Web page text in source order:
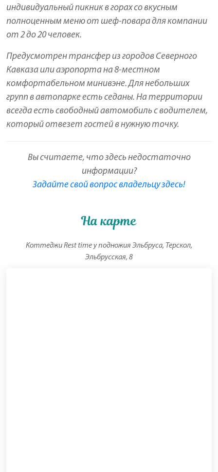
индивидуальный пикник в горах со вкусным
полноценным меню от шеф-повара для компании
от 2 до 20 человек.
Предусмотрен трансфер из городов Северного
Кавказа или аэропорта на 8-местном
комфортабельном минивэне. Для небольших
групп в автопарке есть седаны. На территории
всегда есть свободный автомобиль с водителем,
который отвезет гостей в нужную точку.
Вы считаете, что здесь недостаточно
информации?
Задайте свой вопрос владельцу здесь!
На карте
Коттеджи Rest time у подножия Эльбруса, Терскол,
Эльбрусская, 8